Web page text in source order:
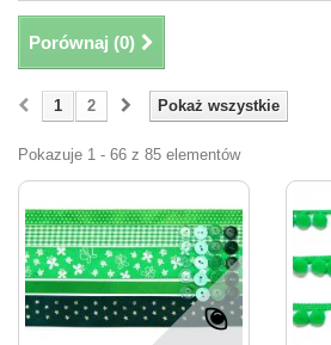
Porównaj (0)
Pokaż wszystkie
1 2
Pokazuje 1 - 66 z 85 elementów